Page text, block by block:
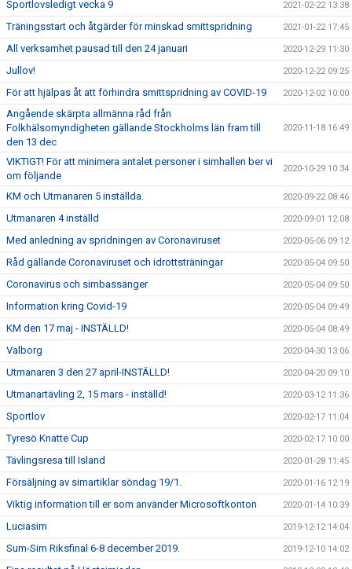
Sportlovsledigt vecka 9 2021-02-22 13:38
Träningsstart och åtgärder för minskad smittspridning 2021-01-22 17:45
All verksamhet pausad till den 24 januari 2020-12-29 11:30
Jullov! 2020-12-22 09:25
För att hjälpas åt att förhindra smittspridning av COVID-19 2020-12-02 10:00
Angående skärpta allmänna råd från
Folkhälsomyndigheten gällande Stockholms län fram till
den 13 dec
2020-11-18 16:49
VIKTIGT! För att minimera antalet personer i simhallen ber vi
om följande
2020-10-29 10:34
KM och Utmanaren 5 inställda. 2020-09-22 08:46
Utmanaren 4 inställd 2020-09-01 12:08
Med anledning av spridningen av Coronaviruset 2020-05-06 09:12
Råd gällande Coronaviruset och idrottsträningar 2020-05-04 09:50
Coronavirus och simbassänger 2020-05-04 09:50
Information kring Covid-19 2020-05-04 09:49
KM den 17 maj - INSTÄLLD! 2020-05-04 08:49
Valborg 2020-04-30 13:06
Utmanaren 3 den 27 april-INSTÄLLD! 2020-04-20 09:10
Utmanartävling 2, 15 mars - inställd! 2020-03-12 11:36
Sportlov 2020-02-17 11:04
Tyresö Knatte Cup 2020-02-17 10:00
Tävlingsresa till Island 2020-01-28 11:45
Försäljning av simartiklar söndag 19/1. 2020-01-16 12:19
Viktig information till er som använder Microsoftkonton 2020-01-14 10:39
Luciasim 2019-12-12 14:04
Sum-Sim Riksfinal 6-8 december 2019. 2019-12-10 14:02